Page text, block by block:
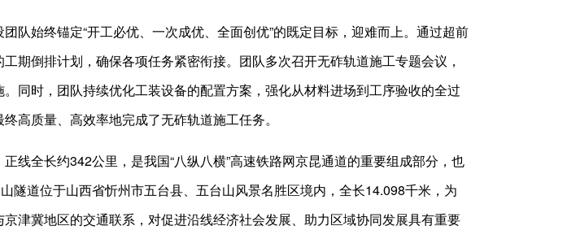
始终锚定“开工必优、一次成优、全面创优”的既定目标，迎难而上。通过超前
期倒排计划，确保各项任务紧密衔接。团队多次召开无砟轨道施工专题会议，
同时，团队持续优化工装设备的配置方案，强化从材料进场到工序验收的全过
高质量、高效率地完成了无砟轨道施工任务。
全长约342公里，是我国“八纵八横”高速铁路网京昆通道的重要组成部分，也
隧道位于山西省忻州市五台县、五台山风景名胜区境内，全长14.098千米，为
津冀地区的交通联系，对促进沿线经济社会发展、助力区域协同发展具有重要